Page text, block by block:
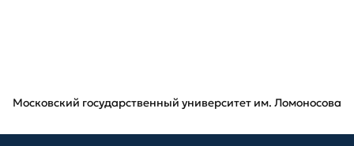
Московский государственный университет им. Ломоносова